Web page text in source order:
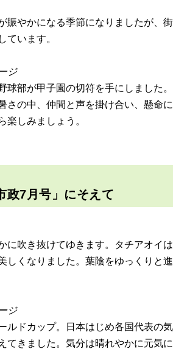
やかになる季節になりましたが、
ています。
ジ
部が甲子園の切符を手にしました
さの中、仲間と声を掛け合い、懸命
楽しみましょう。
政7月号」にそえて
吹き抜けてゆきます。タチアオイ
しくなりました。葉陰をゆっくりと
ジ
ドカップ。日本はじめ各国代表の
てきました。気分は晴れやかに元気に